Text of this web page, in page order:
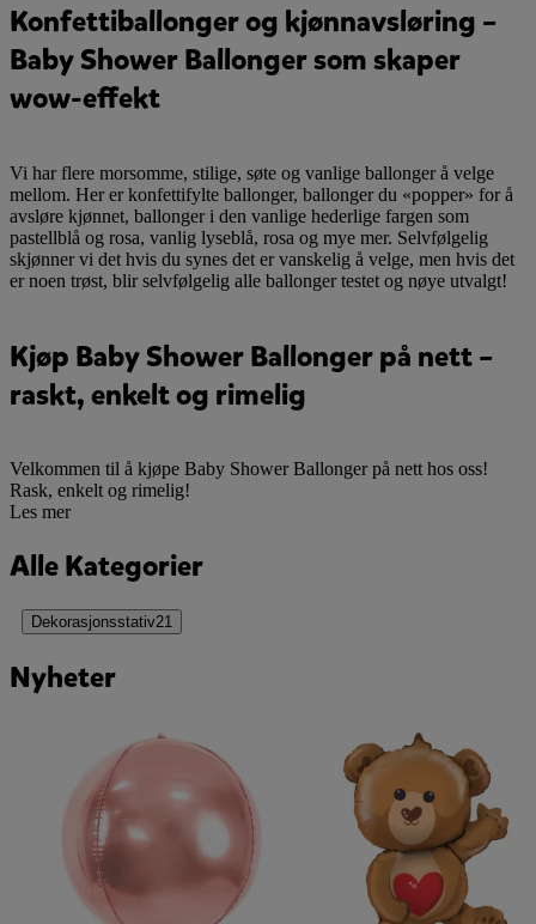
Konfettiballonger og kjønnavsløring –
Baby Shower Ballonger som skaper
wow-effekt
Vi har flere morsomme, stilige, søte og vanlige ballonger å velge
mellom. Her er konfettifylte ballonger, ballonger du «popper» for å
avsløre kjønnet, ballonger i den vanlige hederlige fargen som
pastellblå og rosa, vanlig lyseblå, rosa og mye mer. Selvfølgelig
skjønner vi det hvis du synes det er vanskelig å velge, men hvis det
er noen trøst, blir selvfølgelig alle ballonger testet og nøye utvalgt!
Kjøp Baby Shower Ballonger på nett –
raskt, enkelt og rimelig
Velkommen til å kjøpe Baby Shower Ballonger på nett hos oss!
Rask, enkelt og rimelig!
Les mer
Alle Kategorier
Dekorasjonsstativ21
Nyheter